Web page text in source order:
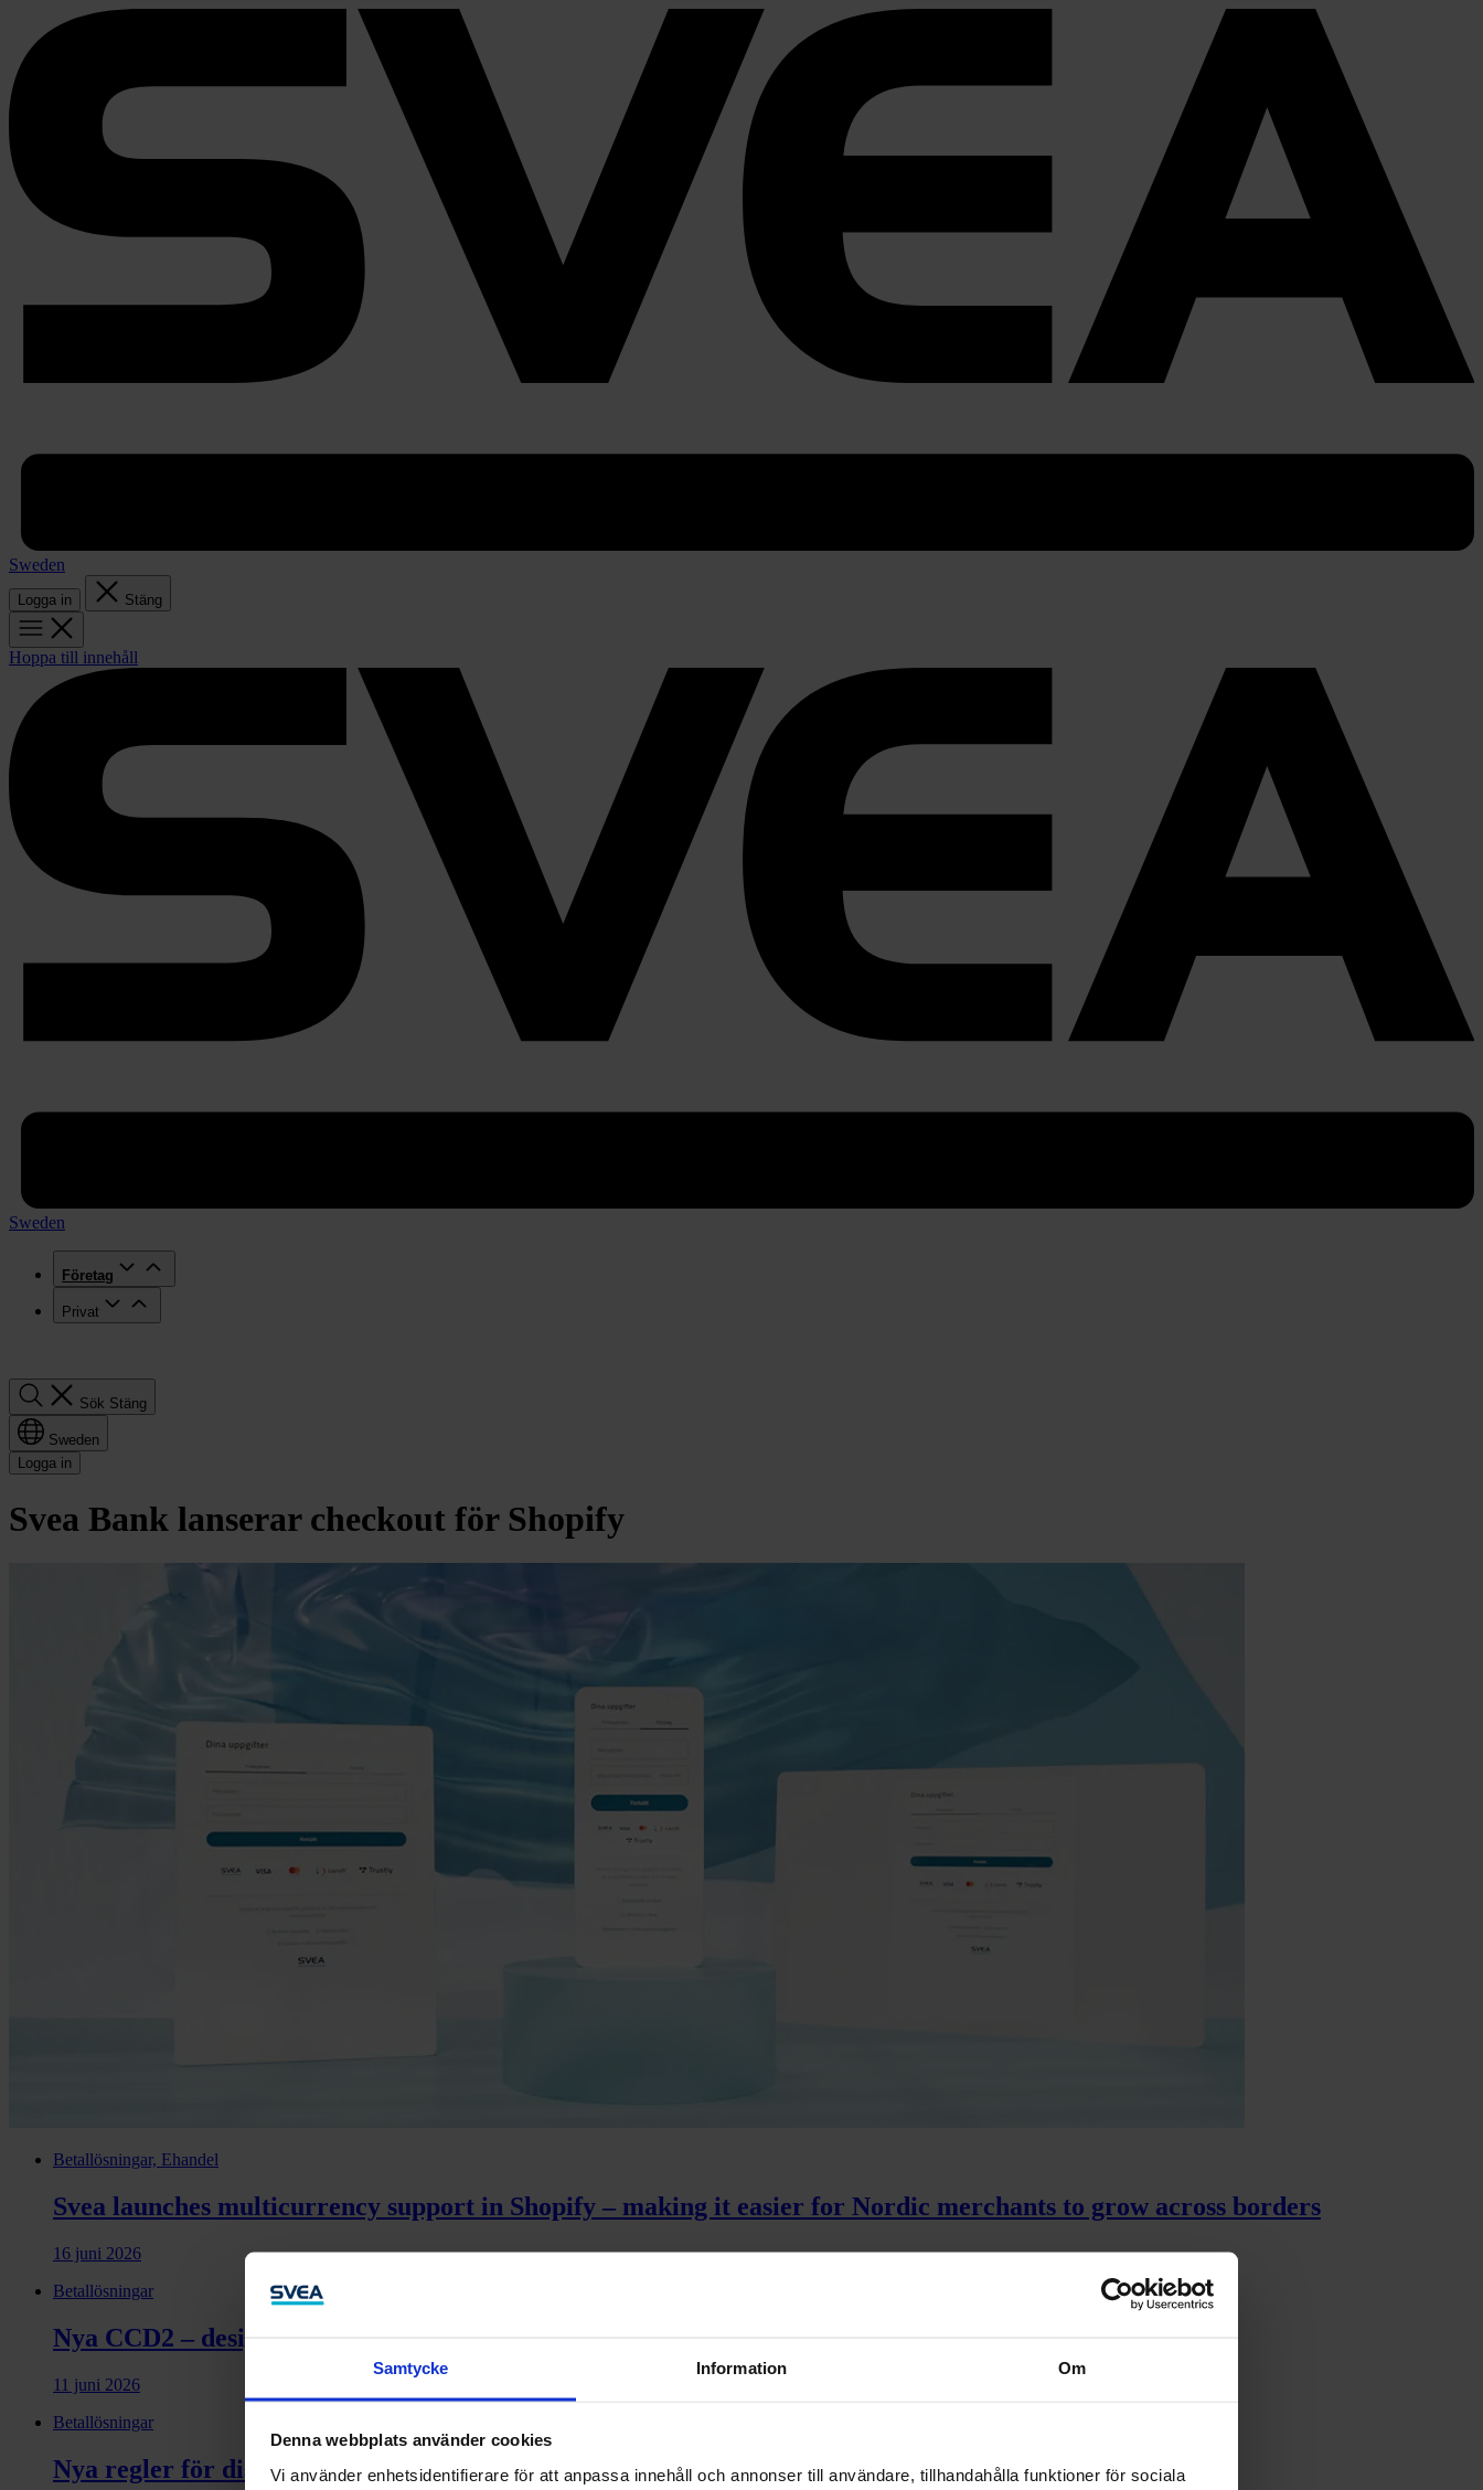
Samtycke Information Om
Denna webbplats använder cookies
Vi använder enhetsidentifierare för att anpassa innehåll och annonser till användare, tillhandahålla funktioner för sociala
Sweden
Logga in Stäng
Hoppa till innehåll
Sweden
Företag
Privat
Sök Stäng
Sweden
Logga in
Svea Bank lanserar checkout för Shopify
Betallösningar, Ehandel
Svea launches multicurrency support in Shopify – making it easier for Nordic merchants to grow across borders
16 juni 2026
Betallösningar
Nya CCD2 – designen ska stödja medvetna beslut – inte styra dem
11 juni 2026
Betallösningar
Nya regler för distansavtal – så påverkas du som e-handlare